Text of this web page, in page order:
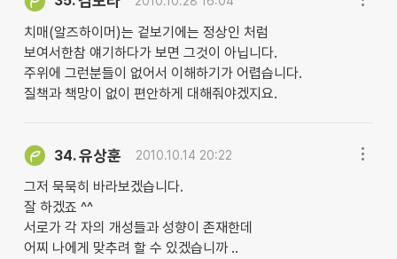
치매(알즈하이머)는 겉보기에는 정상인 처럼
보여서한참 얘기하다가 보면 그것이 아닙니다.
주위에 그런분들이 없어서 이해하기가 어렵습니다.
질책과 책망이 없이 편안하게 대해줘야겠지요.
34.유상훈 2010.10.14 20:22
그저 묵묵히 바라보겠습니다.
잘 하겠죠 ^^
서로가 각 자의 개성들과 성향이 존재한데
어찌 나에게 맞추려 할 수 있겠습니까 ..